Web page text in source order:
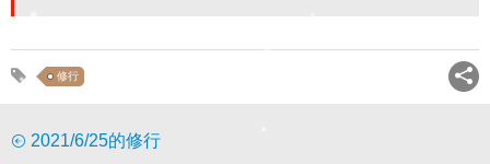
修行
2021/6/25的修行